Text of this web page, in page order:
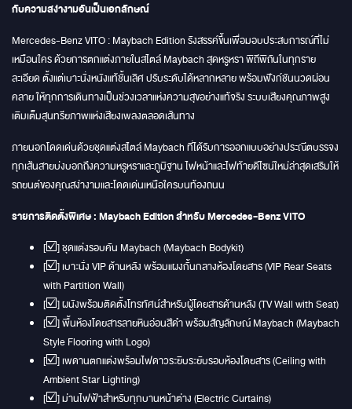
กับความสง่างามอันเป็นเอกลักษณ์
Mercedes-Benz VITO : Maybach Edition รังสรรค์ขึ้นเพื่อมอบประสบการณ์ที่ไม่
เหมือนใคร ด้วยการตกแต่งภายในสไตล์ Maybach สุดหรูหรา พิถีพิถันในทุกราย
ละเอียด ตั้งแต่เบาะนั่งหนังแท้ชั้นเลิศ ปรับระดับได้หลากหลาย พร้อมฟังก์ชันนวดผ่อน
คลาย ให้ทุกการเดินทางเป็นช่วงเวลาแห่งความสุขอย่างแท้จริง ระบบเสียงคุณภาพสูง
เติมเต็มสุนทรียภาพแห่งเสียงเพลงตลอดเส้นทาง
ภายนอกโดดเด่นด้วยชุดแต่งสไตล์ Maybach ที่ได้รับการออกแบบอย่างประณีตบรรจง
ทุกเส้นสายบ่งบอกถึงความหรูหราและภูมิฐาน ไฟหน้าและไฟท้ายดีไซน์ใหม่ล่าสุดเสริมให้
รถยนต์ของคุณสง่างามและโดดเด่นเหนือใครบนท้องถนน
รายการติดตั้งพิเศษ : Maybach Edition สำหรับ Mercedes-Benz VITO
[☑️] ชุดแต่งรอบคัน Maybach (Maybach Bodykit)
[☑️] เบาะนั่ง VIP ด้านหลัง พร้อมแผงกั้นกลางห้องโดยสาร (VIP Rear Seats
with Partition Wall)
[☑️] ผนังพร้อมติดตั้งโทรทัศน์สำหรับผู้โดยสารด้านหลัง (TV Wall with Seat)
[☑️] พื้นห้องโดยสารลายหินอ่อนสีดำ พร้อมสัญลักษณ์ Maybach (Maybach
Style Flooring with Logo)
[☑️] เพดานตกแต่งพร้อมไฟดาวระยิบระยับรอบห้องโดยสาร (Ceiling with
Ambient Star Lighting)
[☑️] ม่านไฟฟ้าสำหรับทุกบานหน้าต่าง (Electric Curtains)